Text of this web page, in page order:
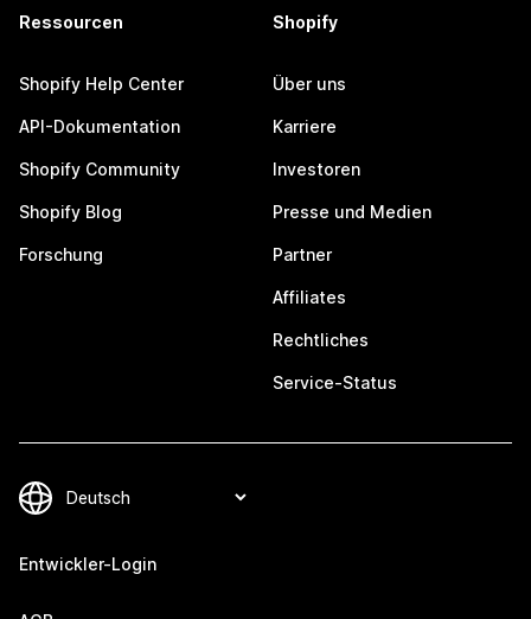
Ressourcen
Shopify Help Center
API-Dokumentation
Shopify Community
Shopify Blog
Forschung
Shopify
Über uns
Karriere
Investoren
Presse und Medien
Partner
Affiliates
Rechtliches
Service-Status
Entwickler-Login